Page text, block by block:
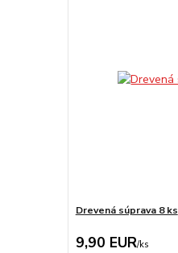
Drevená súprava 8 ks
9,90 EUR/ks